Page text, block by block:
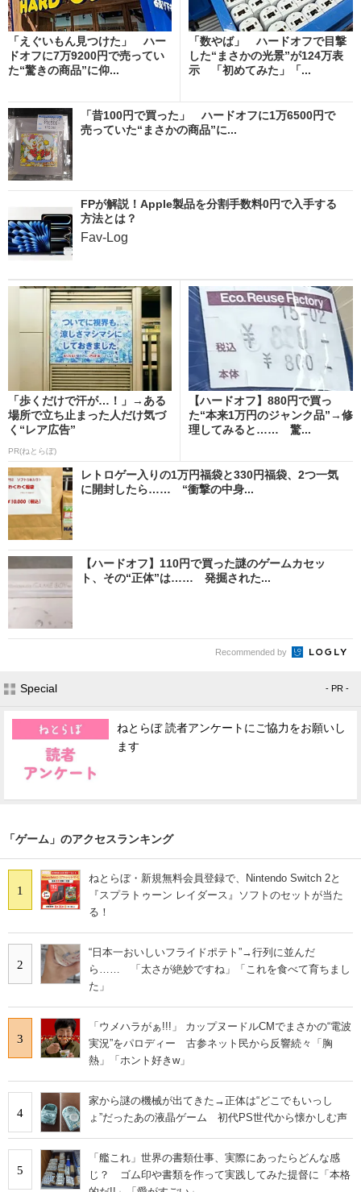
「えぐいもん見つけた」 ハー
ドオフに7万9200円で売ってい
た“驚きの商品”に仰...
「数やば」 ハードオフで目撃
した“まさかの光景”が124万表
示 「初めてみた」「...
「昔100円で買った」 ハードオフに1万6500円で
売っていた“まさかの商品”に...
FPが解説！Apple製品を分割手数料0円で入手する
方法とは？
Fav-Log
「歩くだけで汗が…！」→ある
場所で立ち止まった人だけ気づ
く“レア広告”
PR(ねとらぼ)
【ハードオフ】880円で買っ
た“本来1万円のジャンク品”→修
理してみると…… 驚...
レトロゲー入りの1万円福袋と330円福袋、2つ一気
に開封したら…… “衝撃の中身...
【ハードオフ】110円で買った謎のゲームカセッ
ト、その“正体”は…… 発掘された...
Recommended by
Special - PR -
ねとらぼ 読者アンケートにご協力をお願いし
ます
「ゲーム」のアクセスランキング
1
ねとらぼ・新規無料会員登録で、Nintendo Switch 2と
『スプラトゥーン レイダース』ソフトのセットが当た
る！
2
“日本一おいしいフライドポテト”→行列に並んだ
ら…… 「太さが絶妙ですね」「これを食べて育ちまし
た」
3
「ウメハラがぁ!!!」 カップヌードルCMでまさかの“電波
実況”をパロディー 古参ネット民から反響続々「胸
熱」「ホント好きw」
4
家から謎の機械が出てきた→正体は“どこでもいっし
ょ”だったあの液晶ゲーム 初代PS世代から懐かしむ声
5
「艦これ」世界の書類仕事、実際にあったらどんな感
じ？ ゴム印や書類を作って実践してみた提督に「本格